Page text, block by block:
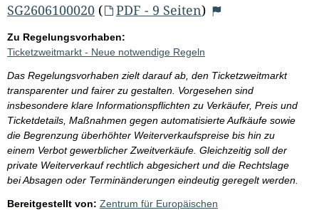
SG2606100020 ( PDF - 9 Seiten)
Zu Regelungsvorhaben:
Ticketzweitmarkt - Neue notwendige Regeln
Das Regelungsvorhaben zielt darauf ab, den Ticketzweitmarkt
transparenter und fairer zu gestalten. Vorgesehen sind
insbesondere klare Informationspflichten zu Verkäufer, Preis und
Ticketdetails, Maßnahmen gegen automatisierte Aufkäufe sowie
die Begrenzung überhöhter Weiterverkaufspreise bis hin zu
einem Verbot gewerblicher Zweitverkäufe. Gleichzeitig soll der
private Weiterverkauf rechtlich abgesichert und die Rechtslage
bei Absagen oder Terminänderungen eindeutig geregelt werden.
Bereitgestellt von: Zentrum für Europäischen